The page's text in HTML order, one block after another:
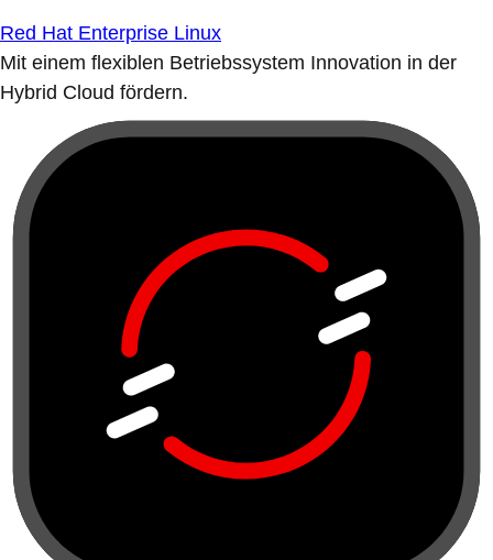
Red Hat Enterprise Linux
Mit einem flexiblen Betriebssystem Innovation in der
Hybrid Cloud fördern.